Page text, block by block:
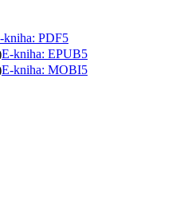
kniha: PDF5
E-kniha: EPUB5
E-kniha: MOBI5